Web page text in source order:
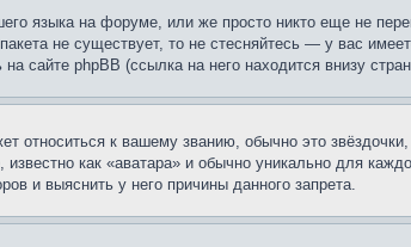
языка на форуме, или же просто никто еще не
не существует, то не стесняйтесь — у вас
сайте phpBB (ссылка на него находится внизу
к вашему званию, обычно это
как «аватара» и обычно уникально для
и выяснить у него причины данного запрета.